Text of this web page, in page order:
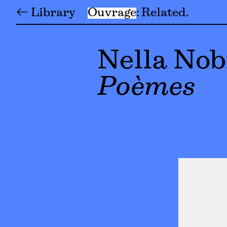
← Library Ouvrage Related
Nella
Poèmes